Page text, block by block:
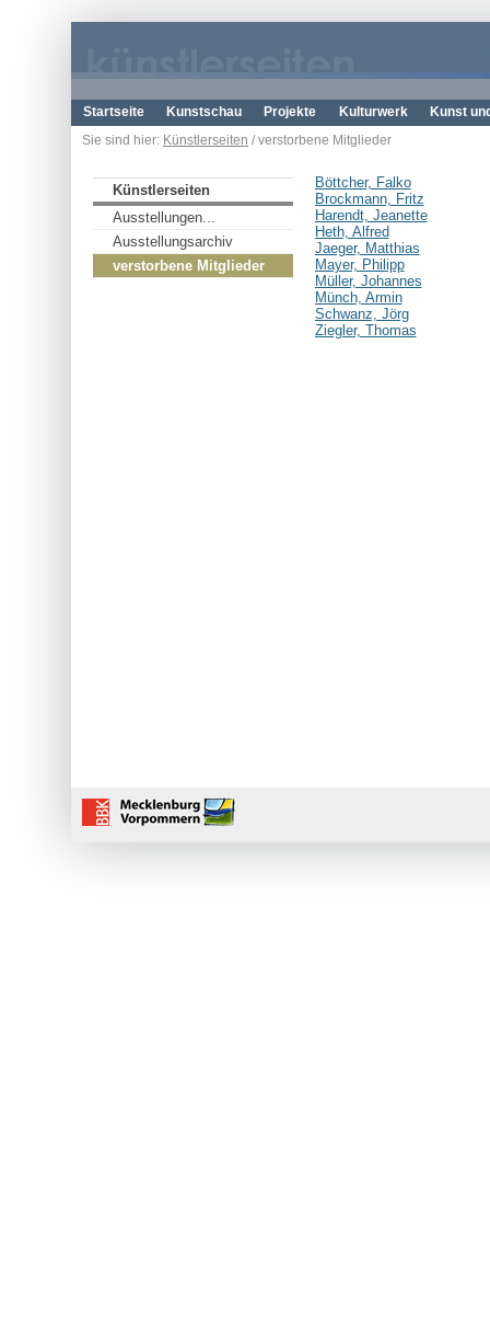
Startseite Kunstschau Projekte Kulturwerk
Kunst
Sie sind hier: Künstlerseiten / verstorbene Mitglieder
Künstlerseiten
Ausstellungen...
Ausstellungsarchiv
verstorbene Mitglieder
Böttcher, Falko
Brockmann, Fritz
Harendt, Jeanette
Heth, Alfred
Jaeger, Matthias
Mayer, Philipp
Müller, Johannes
Münch, Armin
Schwanz, Jörg
Ziegler, Thomas